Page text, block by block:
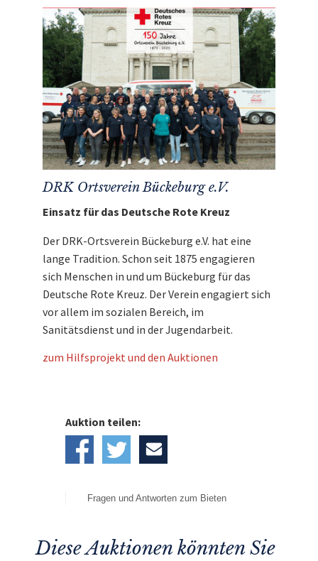
DRK Ortsverein Bückeburg e.V.
Einsatz für das Deutsche Rote Kreuz
Der DRK-Ortsverein Bückeburg e.V. hat eine
lange Tradition. Schon seit 1875 engagieren
sich Menschen in und um Bückeburg für das
Deutsche Rote Kreuz. Der Verein engagiert sich
vor allem im sozialen Bereich, im
Sanitätsdienst und in der Jugendarbeit.
zum Hilfsprojekt und den Auktionen
Auktion teilen:
Fragen und Antworten zum Bieten
Diese Auktionen könnten Sie